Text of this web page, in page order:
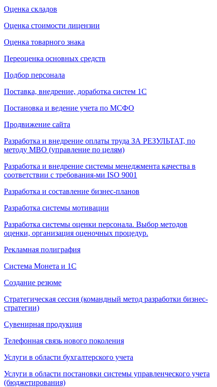
Оценка складов
Оценка стоимости лицензии
Оценка товарного знака
Переоценка основных средств
Подбор персонала
Поставка, внедрение, доработка систем 1С
Постановка и ведение учета по МСФО
Продвижение сайта
Разработка и внедрение оплаты труда ЗА РЕЗУЛЬТАТ, по
методу МВО (управление по целям)
Разработка и внедрение системы менеджмента качества в
соответствии с требования-ми ISO 9001
Разработка и составление бизнес-планов
Разработка системы мотивации
Разработка системы оценки персонала. Выбор методов
оценки, организация оценочных процедур.
Рекламная полиграфия
Система Монета и 1С
Создание резюме
Стратегическая сессия (командный метод разработки бизнес-
стратегии)
Сувенирная продукция
Телефонная связь нового поколения
Услуги в области бухгалтерского учета
Услуги в области постановки системы управленческого учета
(бюджетирования)